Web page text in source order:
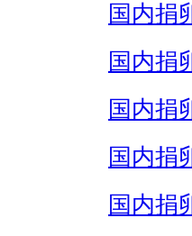
国内捐
国内捐
国内捐
国内捐
国内捐